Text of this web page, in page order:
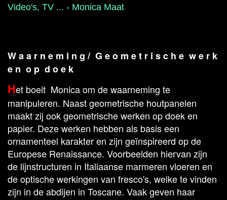
Video's, TV ... - Monica Maat
W a a r n e m i n g / G e o m e t r i s c h e w e r k
e n o p d o e k
Het boeit Monica om de waarneming te
manipuleren. Naast geometrische houtpanelen
maakt zij ook geometrische werken op doek en
papier. Deze werken hebben als basis een
ornamenteel karakter en zijn geïnspireerd op de
Europese Renaissance. Voorbeelden hiervan zijn
de lijnstructuren in Italiaanse marmeren vloeren en
de optische werkingen van fresco's, welke te vinden
zijn in de abdijen in Toscane. Vaak geven haar